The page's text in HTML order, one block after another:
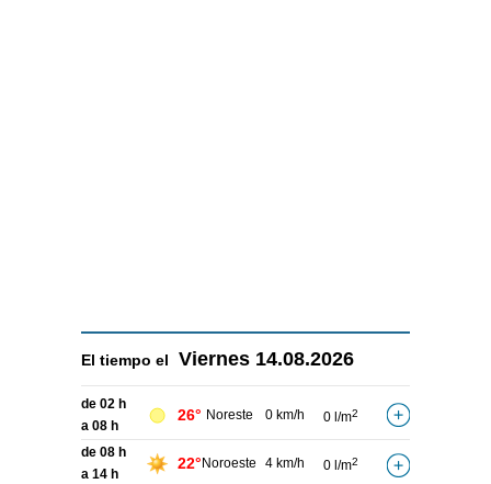
El tiempo el Viernes 14.08.2026
de 02 h
a 08 h
26° Noreste 0 km/h 0 l/m2
de 08 h
a 14 h
22° Noroeste 4 km/h 0 l/m2